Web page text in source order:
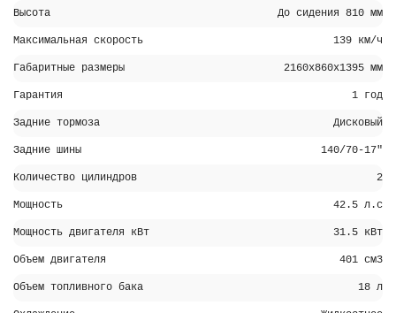
Высота До сидения 810 мм
Максимальная скорость 139 км/ч
Габаритные размеры 2160х860х1395 мм
Гарантия 1 год
Задние тормоза Дисковый
Задние шины 140/70-17"
Количество цилиндров 2
Мощность 42.5 л.с
Мощность двигателя кВт 31.5 кВт
Объем двигателя 401 см3
Объем топливного бака 18 л